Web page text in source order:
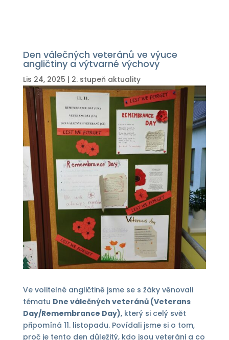
Den válečných veteránů ve výuce
angličtiny a výtvarné výchovy
Lis 24, 2025 | 2. stupeň aktuality
Ve volitelné angličtině jsme se s žáky věnovali
tématu Dne válečných veteránů (Veterans
Day/Remembrance Day), který si celý svět
připomíná 11. listopadu. Povídali jsme si o tom,
proč je tento den důležitý, kdo jsou veteráni a co